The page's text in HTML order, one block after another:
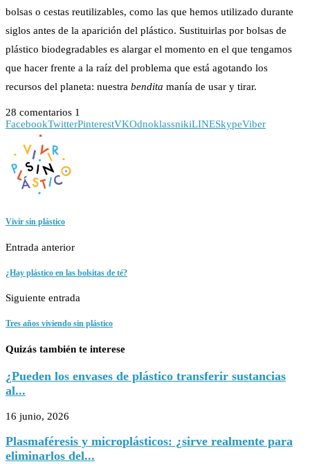
bolsas o cestas reutilizables, como las que hemos utilizado durante
siglos antes de la aparición del plástico. Sustituirlas por bolsas de
plástico biodegradables es alargar el momento en el que tengamos
que hacer frente a la raíz del problema que está agotando los
recursos del planeta: nuestra bendita manía de usar y tirar.
28 comentarios 1
FacebookTwitterPinterestVKOdnoklassnikiLINESkypeViber
Vivir sin plástico
Entrada anterior
¿Hay plástico en las bolsitas de té?
Siguiente entrada
Tres años viviendo sin plástico
Quizás también te interese
¿Pueden los envases de plástico transferir sustancias
al...
16 junio, 2026
Plasmaféresis y microplásticos: ¿sirve realmente para
eliminarlos del...